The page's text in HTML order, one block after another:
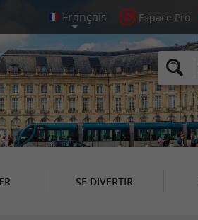
Espace Pro
SE DIVERTIR